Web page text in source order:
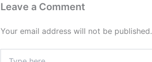
Leave a Comment
Your email address will not be published.